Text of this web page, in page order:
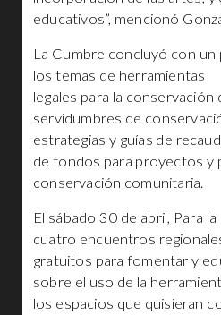
educativos”, mencionó
La Cumbre concluyó con
los temas de herramientas
legales para la
servidumbres de
estrategias y guías de
de fondos para proyectos y
conservación comunitaria.
El sábado 30 de abril, Para
cuatro encuentros
gratuitos para fomentar y
sobre el uso de la
los espacios que quisieran